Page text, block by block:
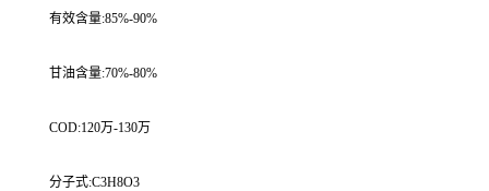
有效含量:85%-90%
甘油含量:70%-80%
COD:120万-130万
分子式:C3H8O3